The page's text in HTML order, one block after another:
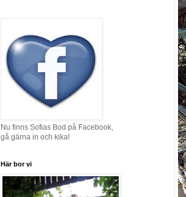
Nu finns Sofias Bod på Facebook,
gå gärna in och kika!
Här bor vi